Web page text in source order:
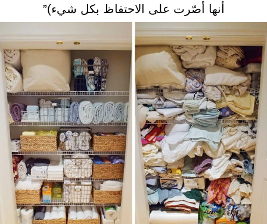
أنها أصّرت على الاحتفاظ بكل شيء)”